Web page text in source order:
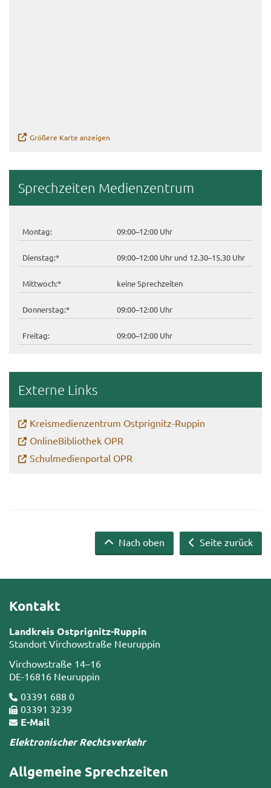
Grö­ße­re Karte an­zei­gen
Sprech­zei­ten Me­di­en­zen­trum
Mon­tag: 09:00–12:00 Uhr
Diens­tag:* 09:00–12:00 Uhr und 12.30–15.30 Uhr
Mitt­woch:* keine Sprech­zei­ten
Don­ners­tag:* 09:00–12:00 Uhr
Frei­tag: 09:00–12:00 Uhr
Ex­ter­ne Links
Kreis­me­di­en­zen­trum Ostprignitz-​Ruppin
On­line­Bi­blio­thek OPR
Schul­me­di­en­por­tal OPR
Seite zurück
Nach oben
Kontakt
Landkreis Ostprignitz-Ruppin
Standort Virchowstraße Neuruppin
Virchowstraße 14–16
DE-16816 Neuruppin
03391 688 0
03391 3239
E-Mail
Elektronischer Rechtsverkehr
Allgemeine Sprechzeiten